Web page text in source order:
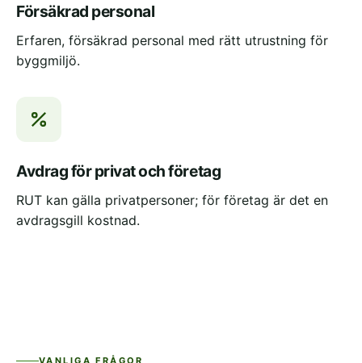
Försäkrad personal
Erfaren, försäkrad personal med rätt utrustning för
byggmiljö.
Avdrag för privat och företag
RUT kan gälla privatpersoner; för företag är det en
avdragsgill kostnad.
VANLIGA FRÅGOR